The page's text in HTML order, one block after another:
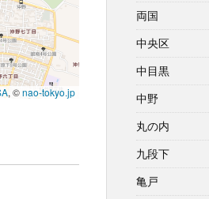
両国
中央区
中目黒
中野
丸の内
九段下
亀戸